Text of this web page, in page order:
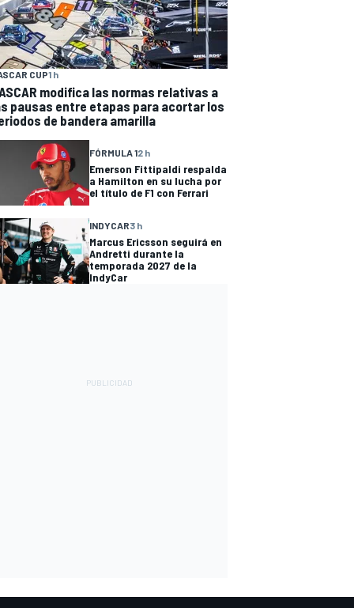
CUP1 h
modifica las normas relativas a
pausas entre etapas para acortar los
de bandera amarilla
FÓRMULA 12 h
Emerson Fittipaldi respalda
a Hamilton en su lucha por
el título de F1 con Ferrari
INDYCAR3 h
Marcus Ericsson seguirá en
Andretti durante la
temporada 2027 de la
IndyCar